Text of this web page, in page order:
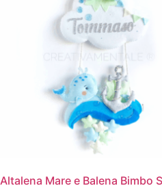
Altalena Mare e Balena Bimbo